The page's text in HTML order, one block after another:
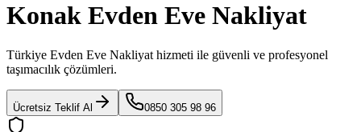
Konak Evden Eve Nakliyat
Türkiye Evden Eve Nakliyat hizmeti ile güvenli ve profesyonel
taşımacılık çözümleri.
Ücretsiz Teklif Al 0850 305 98 96